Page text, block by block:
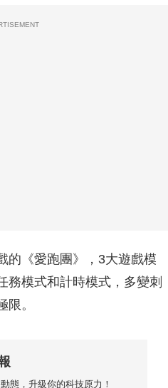
的《愛跑團》，3大遊戲模
務模式和計時模式，多變刺
。
態，升級你的科技原力！